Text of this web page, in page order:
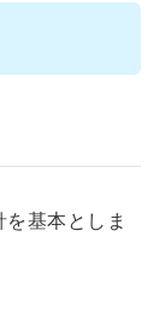
基本としま